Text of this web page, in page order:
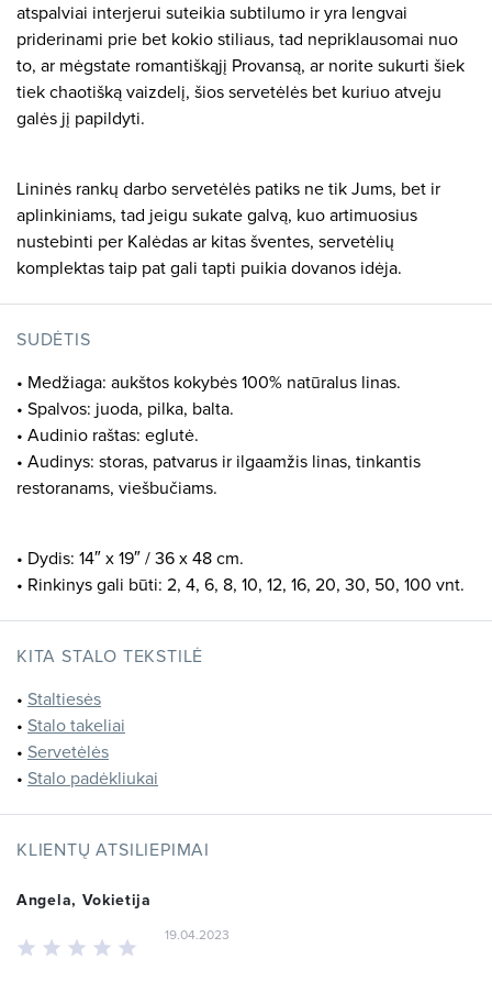
atspalviai interjerui suteikia subtilumo ir yra lengvai
priderinami prie bet kokio stiliaus, tad nepriklausomai nuo
to, ar mėgstate romantiškąjį Provansą, ar norite sukurti šiek
tiek chaotišką vaizdelį, šios servetėlės bet kuriuo atveju
galės jį papildyti.
Lininės rankų darbo servetėlės patiks ne tik Jums, bet ir
aplinkiniams, tad jeigu sukate galvą, kuo artimuosius
nustebinti per Kalėdas ar kitas šventes, servetėlių
komplektas taip pat gali tapti puikia dovanos idėja.
SUDĖTIS
• Medžiaga: aukštos kokybės 100% natūralus linas.
• Spalvos: juoda, pilka, balta.
• Audinio raštas: eglutė.
• Audinys: storas, patvarus ir ilgaamžis linas, tinkantis
restoranams, viešbučiams.
• Dydis: 14″ x 19″ / 36 x 48 cm.
• Rinkinys gali būti: 2, 4, 6, 8, 10, 12, 16, 20, 30, 50, 100 vnt.
KITA STALO TEKSTILĖ
• Staltiesės
• Stalo takeliai
• Servetėlės
• Stalo padėkliukai
KLIENTŲ ATSILIEPIMAI
Angela, Vokietija
19.04.2023